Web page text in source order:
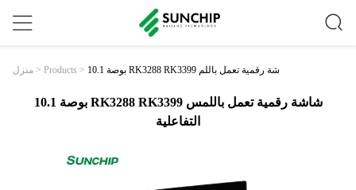
منزل > Products > 10.1 بوصة RK3288 RK3399 شاشة رقمية تعمل باللم
س التفاعلية
10.1 بوصة RK3288 RK3399 شاشة رقمية تعمل باللمس
التفاعلية